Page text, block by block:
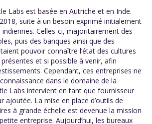
Labs est basée en Autriche et en Inde.
suite à un besoin exprimé initialement
Celles-ci, majoritairement des
puis des banques ainsi que des
pouvoir connaître l’état des cultures
et si possible à venir, afin
Cependant, ces entreprises ne
dans le domaine de la
Labs intervient en tant que fournisseur
ajoutée. La mise en place d’outils de
à grande échelle est devenue la mission
entreprise. Aujourd’hui, les bureaux